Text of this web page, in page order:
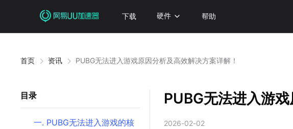
下载 硬件 帮助
首页 资讯 PUBG无法进入游戏原因分析及高效解决方案详解！
目录
一. PUBG无法进入游戏的核
PUBG无法进入游
2026-02-02